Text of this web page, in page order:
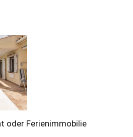
oder Ferienimmobilie